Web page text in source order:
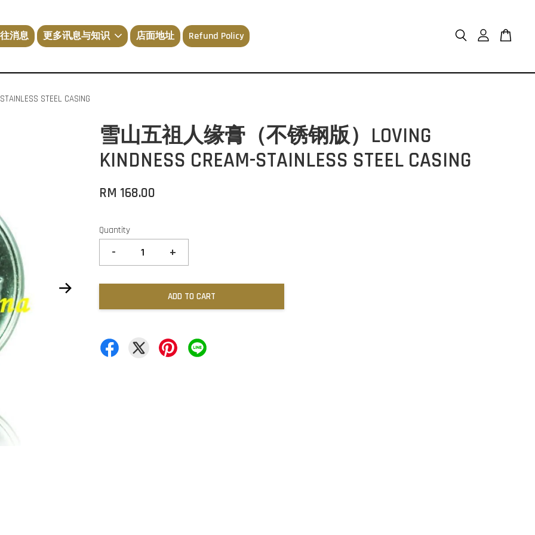
消息 更多讯息与知识 店面地址 Refund Policy
STEEL CASING
雪山五祖人缘膏（不锈钢版）LOVING
KINDNESS CREAM-STAINLESS STEEL CASING
RM 168.00
Quantity
- +
ADD TO CART